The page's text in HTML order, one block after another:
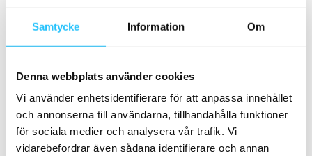
Samtycke Information Om
Denna webbplats använder cookies
Vi använder enhetsidentifierare för att anpassa innehållet
och annonserna till användarna, tillhandahålla funktioner
för sociala medier och analysera vår trafik. Vi
vidarebefordrar även sådana identifierare och annan
I medievärlden är den klassiska tv-tablån starkt på
träningsbranschen ser vi tyvärr fortfarande en oerhörd
tröghet i att göra konsumtionen av träning så tillgänglig
som möjligt. Exempelvis gäller fortfarande fasta
gruppträningspass på specifika tider, personliga tränare
som bokar in kunder efter sitt egna schema samt